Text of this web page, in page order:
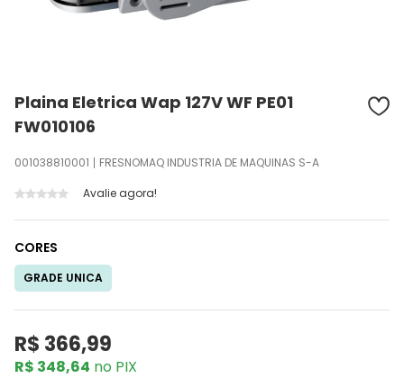
Plaina Eletrica Wap 127V WF PE01
FW010106
001038810001
FRESNOMAQ INDUSTRIA DE MAQUINAS S-A
Avalie agora!
R$ 366,99
R$ 348,64 no PIX
CORES
GRADE UNICA